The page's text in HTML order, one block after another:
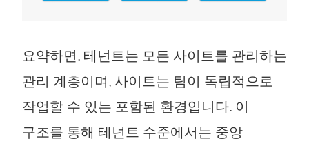
요약하면, 테넌트는 모든 사이트를 관리하는
관리 계층이며, 사이트는 팀이 독립적으로
작업할 수 있는 포함된 환경입니다. 이
구조를 통해 테넌트 수준에서는 중앙